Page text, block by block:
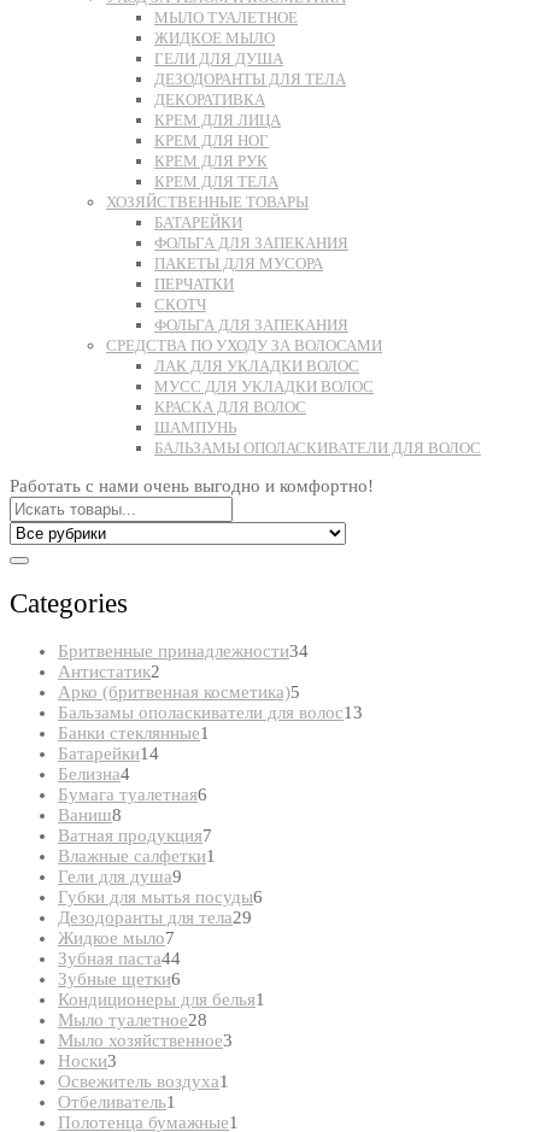
МЫЛО ТУАЛЕТНОЕ
ЖИДКОЕ МЫЛО
ГЕЛИ ДЛЯ ДУША
ДЕЗОДОРАНТЫ ДЛЯ ТЕЛА
ДЕКОРАТИВКА
КРЕМ ДЛЯ ЛИЦА
КРЕМ ДЛЯ НОГ
КРЕМ ДЛЯ РУК
КРЕМ ДЛЯ ТЕЛА
ХОЗЯЙСТВЕННЫЕ ТОВАРЫ
БАТАРЕЙКИ
ФОЛЬГА ДЛЯ ЗАПЕКАНИЯ
ПАКЕТЫ ДЛЯ МУСОРА
ПЕРЧАТКИ
СКОТЧ
ФОЛЬГА ДЛЯ ЗАПЕКАНИЯ
СРЕДСТВА ПО УХОДУ ЗА ВОЛОСАМИ
ЛАК ДЛЯ УКЛАДКИ ВОЛОС
МУСС ДЛЯ УКЛАДКИ ВОЛОС
КРАСКА ДЛЯ ВОЛОС
ШАМПУНЬ
БАЛЬЗАМЫ ОПОЛАСКИВАТЕЛИ ДЛЯ ВОЛОС
Работать с нами очень выгодно и комфортно!
Categories
Бритвенные принадлежности3434
Антистатик2
товара
Арко (бритвенная косметика)5
товаров
Бальзамы ополаскиватели для волос13
Банки стеклянные1
Батарейки1414
Белизна44
товара
Бумага туалетная6
Ваниш8
товаров
Ватная продукция7
товаров
Влажные салфетки1
Гели для душа9
товаров
Губки для мытья посуды6
Дезодоранты для тела29
Жидкое мыло7
товаров
Зубная паста4444
Зубные щетки6
товаров
Кондиционеры для белья1
Мыло туалетное28
товаров
Мыло хозяйственное3
Носки3
товара
Освежитель воздуха1
Отбеливатель1
товар
Полотенца бумажные1